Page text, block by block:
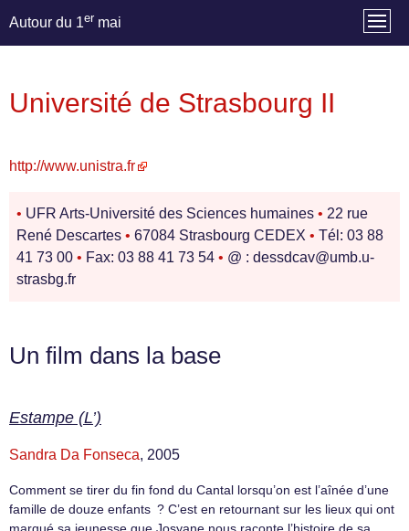
Autour du 1er mai
Université de Strasbourg II
http://www.unistra.fr
• UFR Arts-Université des Sciences humaines • 22 rue
René Descartes • 67084 Strasbourg CEDEX • Tél: 03 88
41 73 00 • Fax: 03 88 41 73 54 • @ : dessdcav@umb.u-
strasbg.fr
Un film dans la base
Estampe (L’)
Sandra Da Fonseca, 2005
Comment se tirer du fin fond du Cantal lorsqu’on est l’aînée d’une
famille de douze enfants ? C’est en retournant sur les lieux qui ont